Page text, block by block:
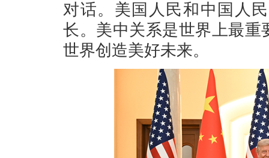
对话。美国人民和中国人
长。美中关系是世界上最
世界创造美好未来。